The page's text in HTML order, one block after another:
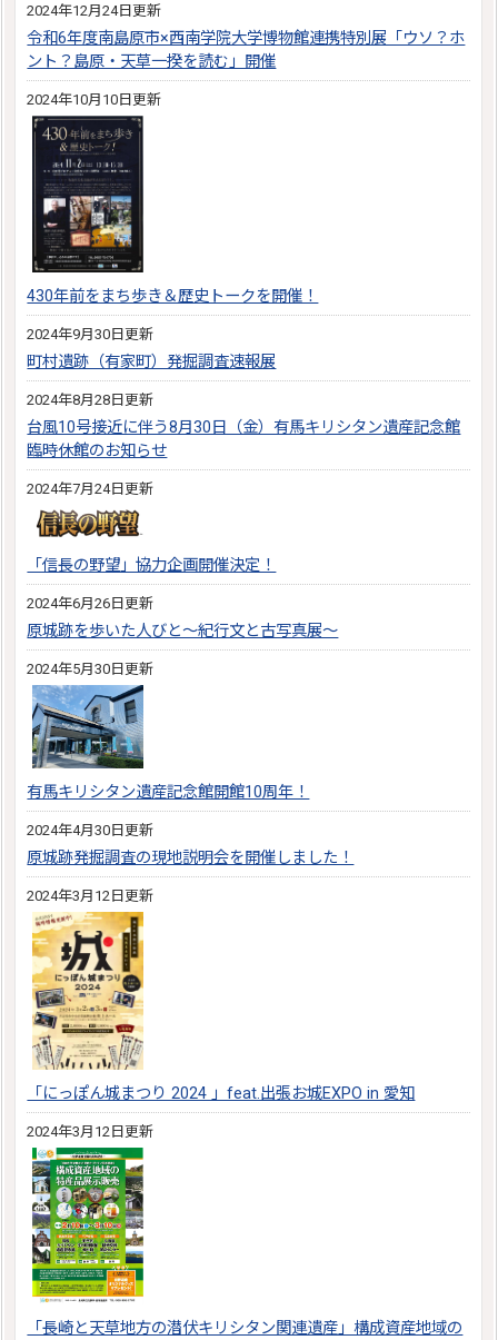
2024年12月24日更新
令和6年度南島原市×西南学院大学博物館連携特別展「ウソ？ホ
ント？島原・天草一揆を読む」開催
2024年10月10日更新
430年前をまち歩き＆歴史トークを開催！
2024年9月30日更新
町村遺跡（有家町）発掘調査速報展
2024年8月28日更新
台風10号接近に伴う8月30日（金）有馬キリシタン遺産記念館
臨時休館のお知らせ
2024年7月24日更新
「信長の野望」協力企画開催決定！
2024年6月26日更新
原城跡を歩いた人びと～紀行文と古写真展～
2024年5月30日更新
有馬キリシタン遺産記念館開館10周年！
2024年4月30日更新
原城跡発掘調査の現地説明会を開催しました！
2024年3月12日更新
「にっぽん城まつり 2024 」feat.出張お城EXPO in 愛知
2024年3月12日更新
「長崎と天草地方の潜伏キリシタン関連遺産」構成資産地域の